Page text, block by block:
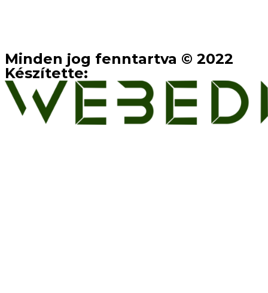
Minden jog fenntartva © 2022
Készítette: